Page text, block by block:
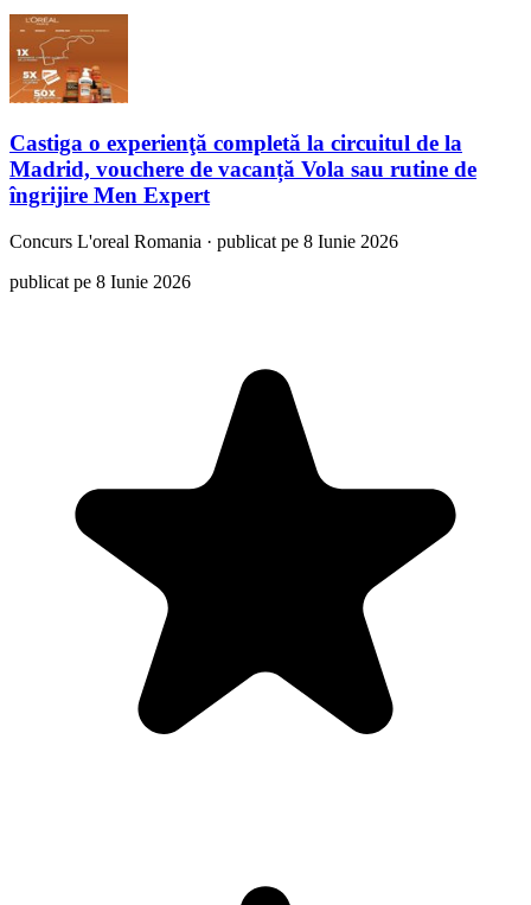
Castiga o experienţă completă la circuitul de la
Madrid, vouchere de vacanță Vola sau rutine de
îngrijire Men Expert
Concurs L'oreal Romania · publicat pe 8 Iunie 2026
publicat pe 8 Iunie 2026